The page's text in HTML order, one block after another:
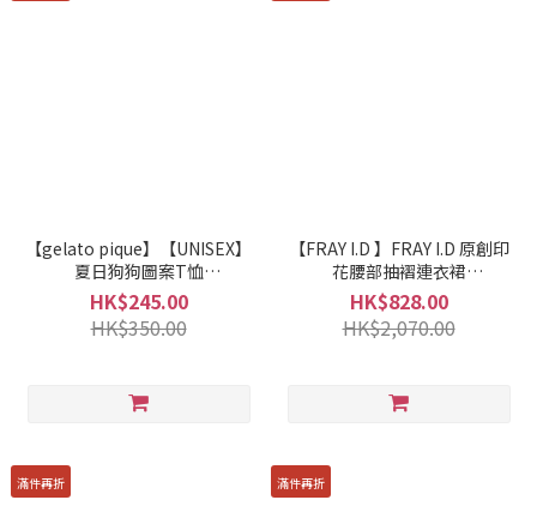
【gelato pique】【UNISEX】
夏日狗狗圖案T恤
PUCT252291
HK$245.00
HK$350.00
【FRAY I.D 】FRAY I.D 原創印
花腰部抽褶連衣裙
FWFO235019
HK$828.00
HK$2,070.00
滿件再折 滿件再折